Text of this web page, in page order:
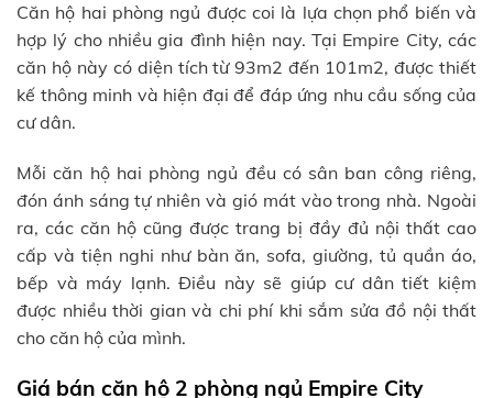
Căn hộ hai phòng ngủ được coi là lựa chọn phổ biến và
hợp lý cho nhiều gia đình hiện nay. Tại Empire City, các
căn hộ này có diện tích từ 93m2 đến 101m2, được thiết
kế thông minh và hiện đại để đáp ứng nhu cầu sống của
cư dân.
Mỗi căn hộ hai phòng ngủ đều có sân ban công riêng,
đón ánh sáng tự nhiên và gió mát vào trong nhà. Ngoài
ra, các căn hộ cũng được trang bị đầy đủ nội thất cao
cấp và tiện nghi như bàn ăn, sofa, giường, tủ quần áo,
bếp và máy lạnh. Điều này sẽ giúp cư dân tiết kiệm
được nhiều thời gian và chi phí khi sắm sửa đồ nội thất
cho căn hộ của mình.
Giá bán căn hộ 2 phòng ngủ Empire City